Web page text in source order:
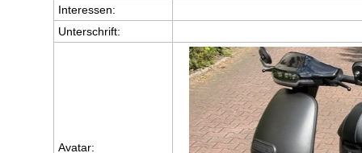
Interessen:
Unterschrift:
Avatar: